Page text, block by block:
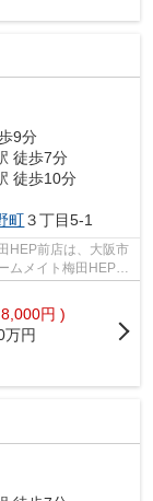
9分
徒歩7分
徒歩10分
町３丁目5-1
HEP前店は、大阪市
ムメイト梅田HEP前
円 )
万円